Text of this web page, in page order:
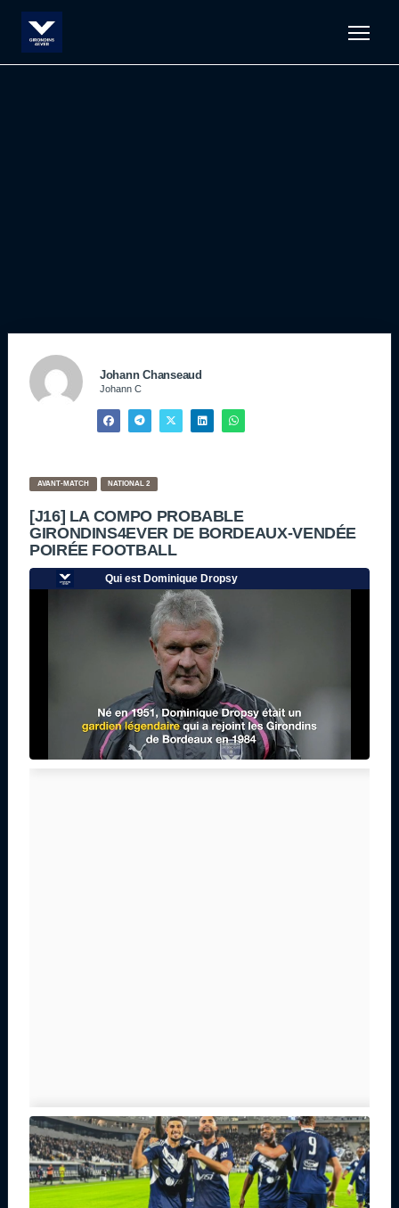
Johann Chanseaud
Johann C
AVANT-MATCH NATIONAL 2
[J16] LA COMPO PROBABLE
GIRONDINS4EVER DE BORDEAUX-VENDÉE
POIRÉE FOOTBALL